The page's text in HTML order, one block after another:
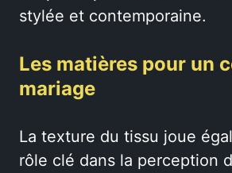
stylée et contemporaine.
Les matières pour un
mariage
La texture du tissu joue
rôle clé dans la perception